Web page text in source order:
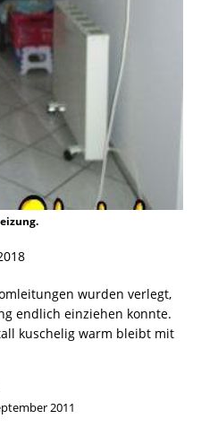
wurden verlegt,
endlich einziehen konnte.
kuschelig warm bleibt mit
2011